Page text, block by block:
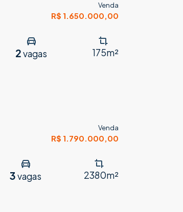
Venda
R$ 1.650.000,00
2 vagas 175m²
Venda
R$ 1.790.000,00
3vagas 2380m²